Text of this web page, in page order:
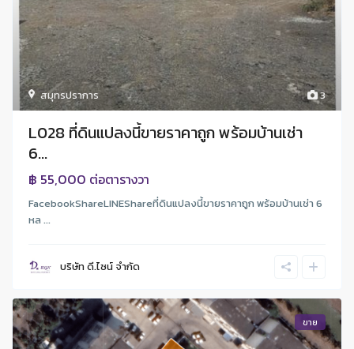
3
สมุทรปราการ
L028 ที่ดินแปลงนี้ขายราคาถูก พร้อมบ้านเช่า
6...
฿ 55,000 ต่อตารางวา
FacebookShareLINEShareที่ดินแปลงนี้ขายราคาถูก พร้อมบ้านเช่า 6
หล ...
บริษัท ดี.ไซน์ จํากัด
ขาย